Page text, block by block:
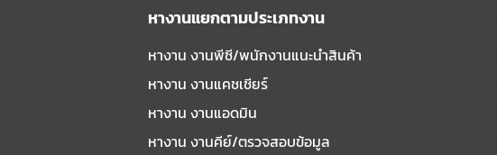
หางานแยกตามประเภทงาน
หางาน งานพีซี/พนักงานแนะนําสินค้า
หางาน งานแคชเชียร์
หางาน งานแอดมิน
หางาน งานคีย์/ตรวจสอบข้อมูล